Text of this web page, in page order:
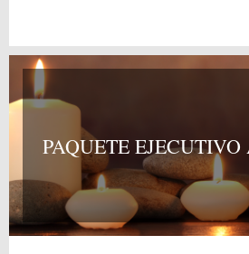
Consulta disponibilidad y precios y
anticontracturas.
PAQUETE EJECUTIVO